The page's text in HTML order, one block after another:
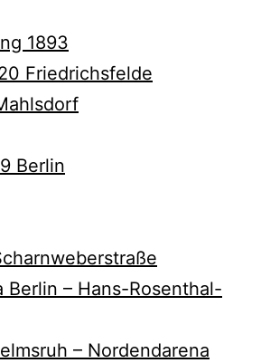
1893
Friedrichsfelde
Berlin
Berlin – Hans-Rosenthal-
– Nordendarena